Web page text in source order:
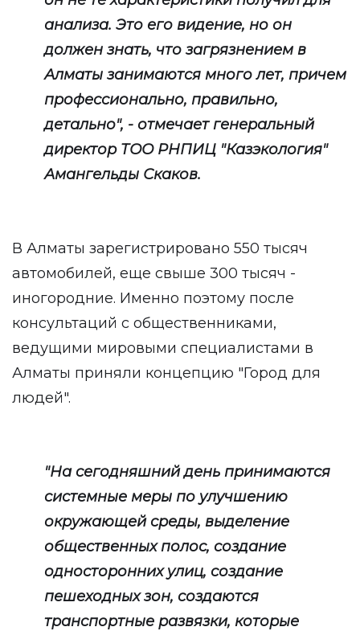
анализа. Это его видение, но он
должен знать, что загрязнением в
Алматы занимаются много лет, причем
профессионально, правильно,
детально", - отмечает генеральный
директор ТОО РНПИЦ "Казэкология"
Амангельды Скаков.
В Алматы зарегистрировано 550 тысяч
автомобилей, еще свыше 300 тысяч -
иногородние. Именно поэтому после
консультаций с общественниками,
ведущими мировыми специалистами в
Алматы приняли концепцию "Город для
людей".
"На сегодняшний день принимаются
системные меры по улучшению
окружающей среды, выделение
общественных полос, создание
односторонних улиц, создание
пешеходных зон, создаются
транспортные развязки, которые